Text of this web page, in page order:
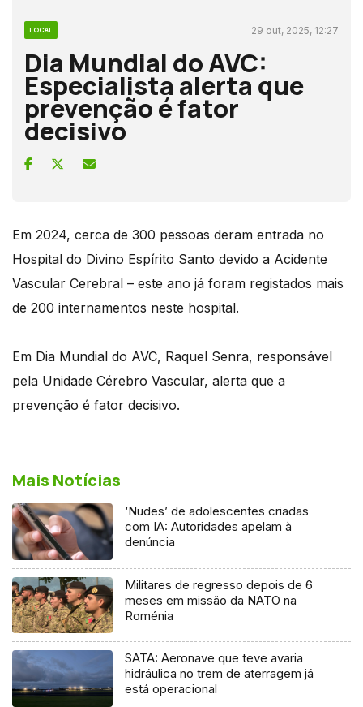
LOCAL 29 out, 2025, 12:27
Dia Mundial do AVC:
Especialista alerta que
prevenção é fator
decisivo
Em 2024, cerca de 300 pessoas deram entrada no
Hospital do Divino Espírito Santo devido a Acidente
Vascular Cerebral – este ano já foram registados mais
de 200 internamentos neste hospital.
Em Dia Mundial do AVC, Raquel Senra, responsável
pela Unidade Cérebro Vascular, alerta que a
prevenção é fator decisivo.
Mais Notícias
‘Nudes’ de adolescentes criadas
com IA: Autoridades apelam à
denúncia
Militares de regresso depois de 6
meses em missão da NATO na
Roménia
SATA: Aeronave que teve avaria
hidráulica no trem de aterragem já
está operacional